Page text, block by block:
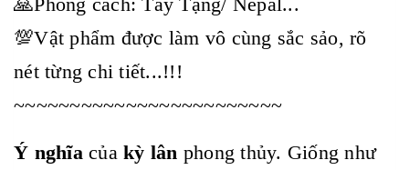
💯Vật phẩm được làm vô cùng sắc sảo, rõ
nét từng chi tiết...!!!
~~~~~~~~~~~~~~~~~~~~~~~~
Ý nghĩacủa kỳ lân phong thủy. Giống như